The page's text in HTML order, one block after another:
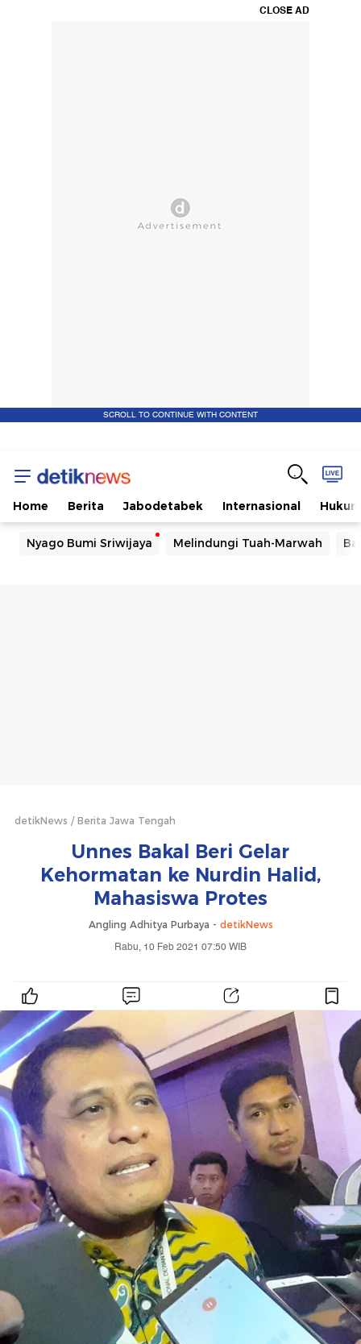
CLOSE AD
SCROLL TO CONTINUE WITH CONTENT
Home Berita Jabodetabek Internasional Hukum
Nyago Bumi Sriwijaya Melindungi Tuah-Marwah
detikNews Berita Jawa Tengah
Unnes Bakal Beri Gelar
Kehormatan ke Nurdin Halid,
Mahasiswa Protes
Angling Adhitya Purbaya - detikNews
Rabu, 10 Feb 2021 07:50 WIB